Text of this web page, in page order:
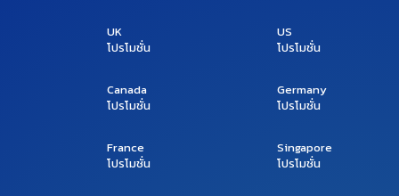
UK
โปรโมชั่น
US
โปรโมชั่น
Canada
โปรโมชั่น
Germany
โปรโมชั่น
France
โปรโมชั่น
Singapore
โปรโมชั่น